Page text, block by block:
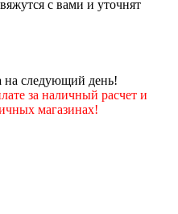
с вами и уточнят
на следующий день!
за наличный расчет и
магазинах!